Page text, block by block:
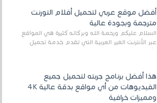
أفضل موقع عربي لتحميل أفلام التورنت
مترجمة وبجودة عالية
السلام عليكم ورحمة الله وبركاته كثيرة هي المواقع
عبر الأنترنت الغير العربية التي تقدم خدمة تحميل
هذا أفضل برنامج جربته لتحميل جميع
الفيديوهات من أي مواقع بدقة عالية 4K
ومميزات خرافية